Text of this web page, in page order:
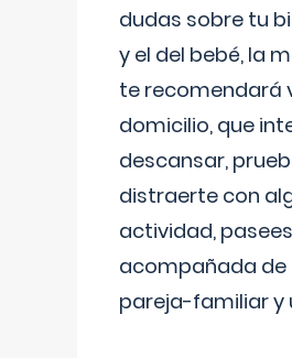
dudas sobre tu
y el del bebé, la
te recomendará
domicilio, que
descansar,
distraerte con
actividad, pasees
acompañada de
pareja-familiar y